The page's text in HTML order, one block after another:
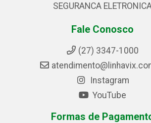
SEGURANCA
Fale Conosco
(27) 3347-1000
Instagram
YouTube
Formas de